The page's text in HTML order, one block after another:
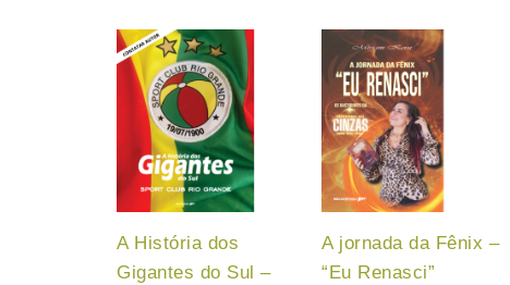
A História dos
Gigantes do Sul –
A jornada da Fênix –
“Eu Renasci”